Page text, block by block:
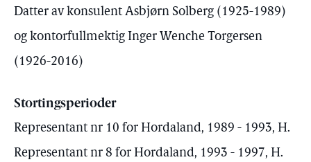
Datter av konsulent Asbjørn Solberg (1925-1989)
og kontorfullmektig Inger Wenche Torgersen
(1926-2016)
Stortingsperioder
Representant nr 10 for Hordaland, 1989 - 1993, H.
Representant nr 8 for Hordaland, 1993 - 1997, H.